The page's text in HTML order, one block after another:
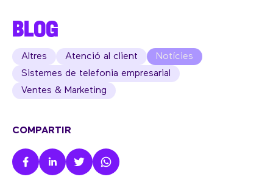
BLOG
Altres Atenció al client
Notícies
Sistemes de telefonia empresarial
Ventes & Marketing
COMPARTIR